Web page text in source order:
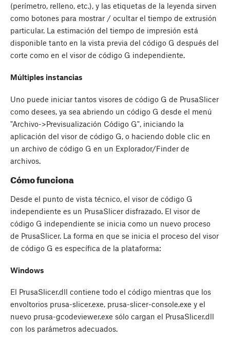
(perímetro, relleno, etc.), y las etiquetas de la leyenda sirven
como botones para mostrar / ocultar el tiempo de extrusión
particular. La estimación del tiempo de impresión está
disponible tanto en la vista previa del código G después del
corte como en el visor de código G independiente.
Múltiples instancias
Uno puede iniciar tantos visores de código G de PrusaSlicer
como desees, ya sea abriendo un código G desde el menú
"Archivo->Previsualización Código G", iniciando la
aplicación del visor de código G, o haciendo doble clic en
un archivo de código G en un Explorador/Finder de
archivos.
Cómo funciona
Desde el punto de vista técnico, el visor de código G
independiente es un PrusaSlicer disfrazado. El visor de
código G independiente se inicia como un nuevo proceso
de PrusaSlicer. La forma en que se inicia el proceso del visor
de código G es específica de la plataforma:
Windows
El PrusaSlicer.dll contiene todo el código mientras que los
envoltorios prusa-slicer.exe, prusa-slicer-console.exe y el
nuevo prusa-gcodeviewer.exe sólo cargan el PrusaSlicer.dll
con los parámetros adecuados.